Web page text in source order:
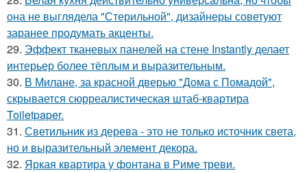
она не выглядела "Стерильной", дизайнеры советуют
заранее продумать акценты.
29. Эффект тканевых панелей на стене Instantly делает
интерьер более тёплым и выразительным.
30. В Милане, за красной дверью "Дома с Помадой",
скрывается сюрреалистическая штаб-квартира
Toiletpaper.
31. Светильник из дерева - это не только источник света,
но и выразительный элемент декора.
32. Яркая квартира у фонтана в Риме треви.